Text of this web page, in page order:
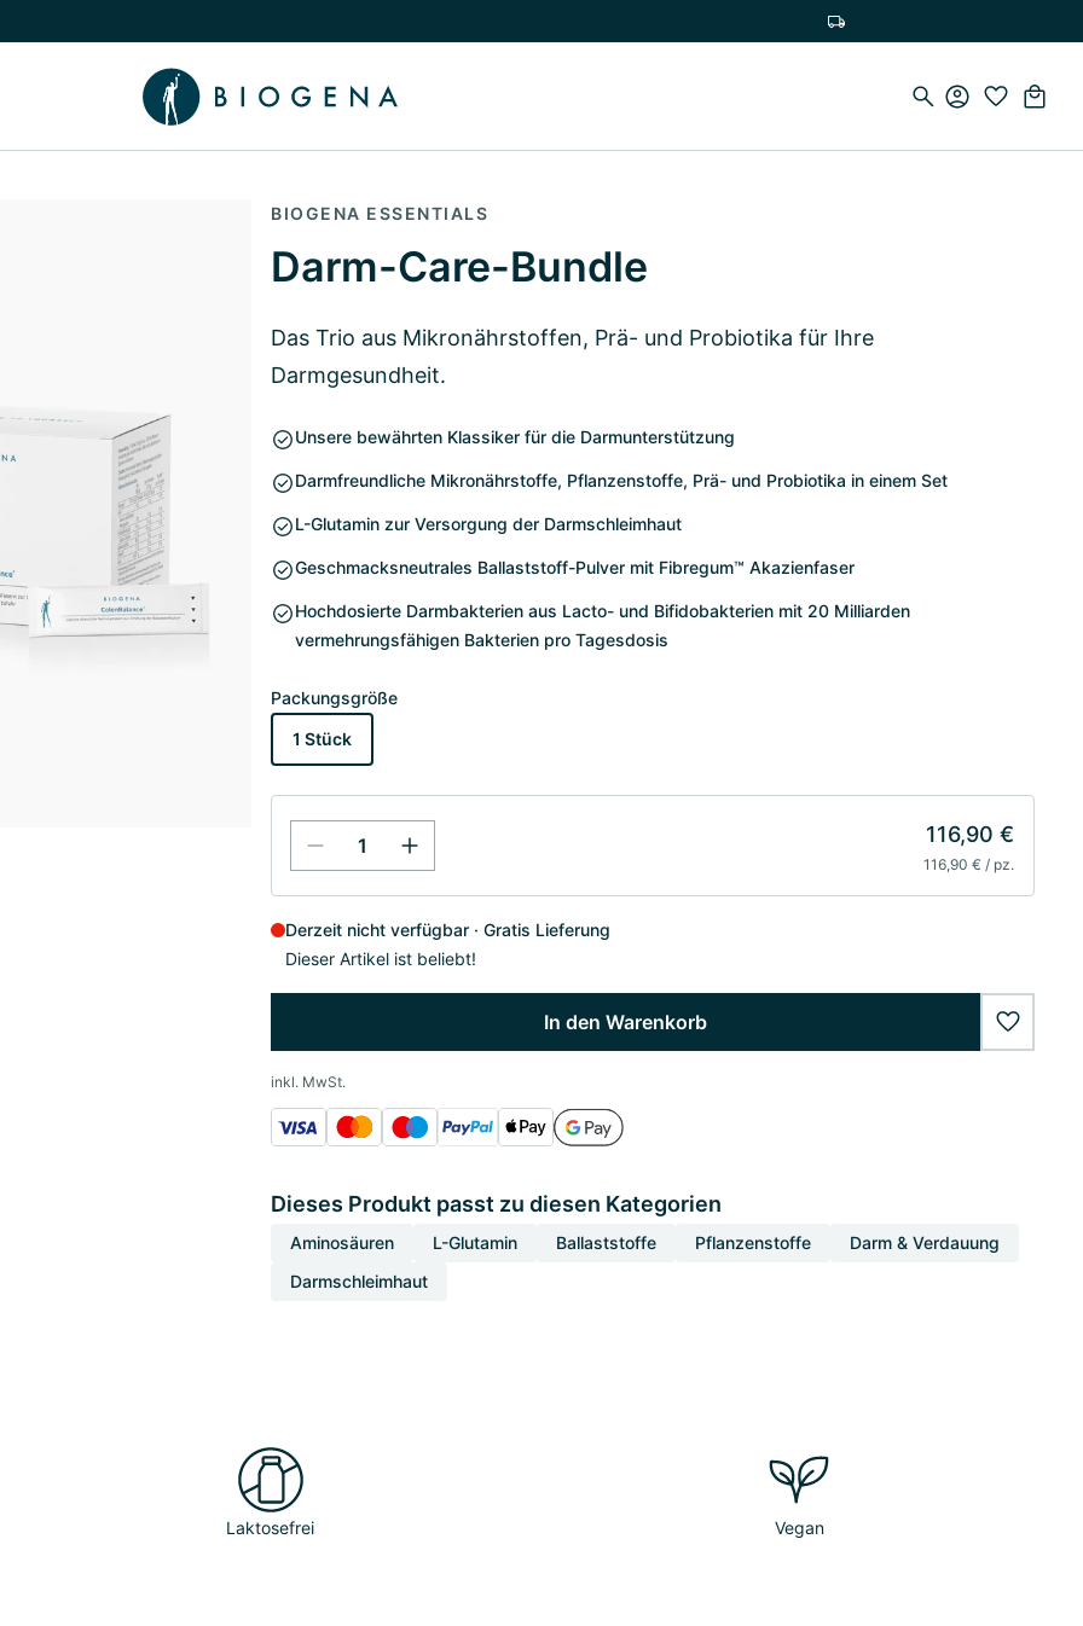
Wissen umschalten
BIOGENA ESSENTIALS
Darm-Care-Bundle
Das Trio aus Mikronährstoffen, Prä- und Probiotika für Ihre
Darmgesundheit.
Unsere bewährten Klassiker für die Darmunterstützung
Darmfreundliche Mikronährstoffe, Pflanzenstoffe, Prä- und Probiotika in einem Set
L-Glutamin zur Versorgung der Darmschleimhaut
Geschmacksneutrales Ballaststoff-Pulver mit Fibregum™ Akazienfaser
Hochdosierte Darmbakterien aus Lacto- und Bifidobakterien mit 20 Milliarden
vermehrungsfähigen Bakterien pro Tagesdosis
Packungsgröße
1 Stück
116,90 €
116,90 € / pz.
Derzeit nicht verfügbar
Gratis Lieferung
Dieser Artikel ist beliebt!
In den Warenkorb
inkl. MwSt.
Dieses Produkt passt zu diesen Kategorien
Aminosäuren L-Glutamin Ballaststoffe Pflanzenstoffe
Darm & Verdauung
Darmschleimhaut
Laktosefrei Vegan